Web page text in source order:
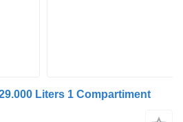
Liters 1 Compartiment